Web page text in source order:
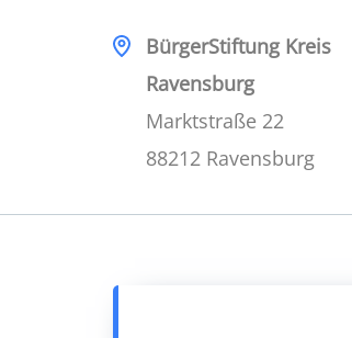
BürgerStiftung Kreis
Ravensburg
Marktstraße 22
88212 Ravensburg